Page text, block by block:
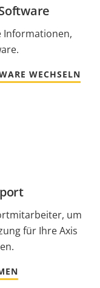
Informationen,
WECHSELN
um
für Ihre Axis